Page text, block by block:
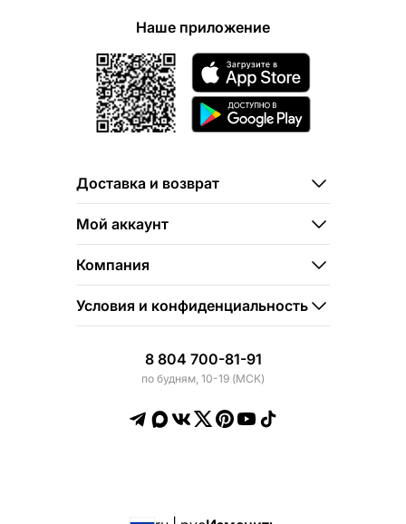
Наше приложение
Доставка и возврат
Мой аккаунт
Компания
Условия и конфиденциальность
8 804 700-81-91
по будням, 10-19 (МСК)